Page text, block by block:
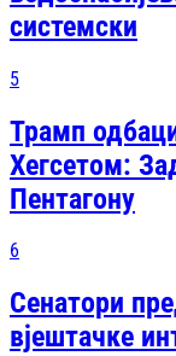
системски
5
Трамп
Хегсетом:
Пентагону
6
Сенатори
вјештачке